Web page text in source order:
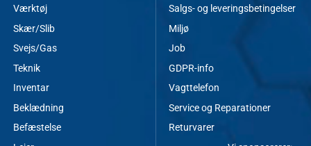
Værktøj
Skær/Slib
Svejs/Gas
Teknik
Inventar
Beklædning
Befæstelse
Salgs- og leveringsbetingelser
Miljø
Job
GDPR-info
Vagttelefon
Service og Reparationer
Returvarer